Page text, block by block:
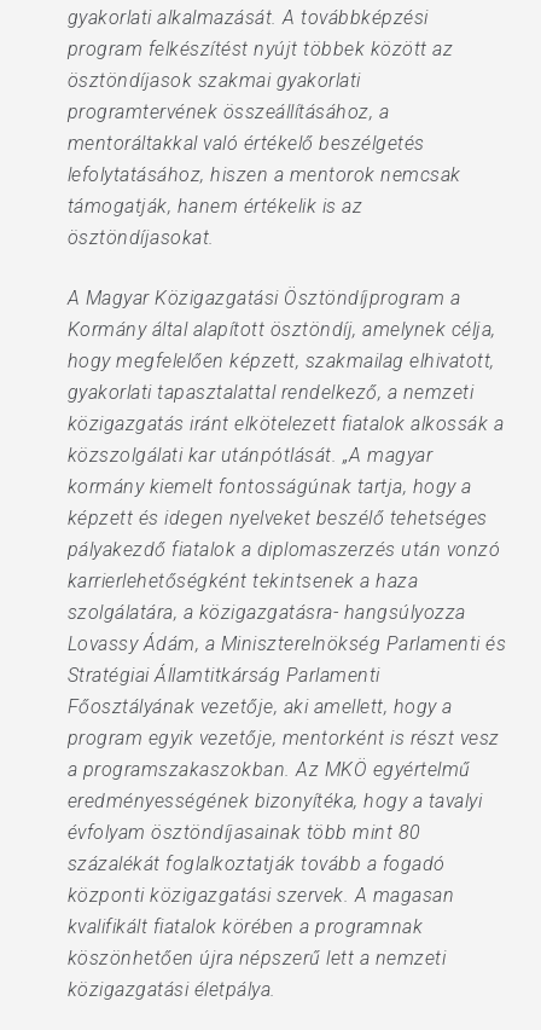
gyakorlati alkalmazását. A továbbképzési
program felkészítést nyújt többek között az
ösztöndíjasok szakmai gyakorlati
programtervének összeállításához, a
mentoráltakkal való értékelő beszélgetés
lefolytatásához, hiszen a mentorok nemcsak
támogatják, hanem értékelik is az
ösztöndíjasokat.
A Magyar Közigazgatási Ösztöndíjprogram a
Kormány által alapított ösztöndíj, amelynek célja,
hogy megfelelően képzett, szakmailag elhivatott,
gyakorlati tapasztalattal rendelkező, a nemzeti
közigazgatás iránt elkötelezett fiatalok alkossák a
közszolgálati kar utánpótlását. „A magyar
kormány kiemelt fontosságúnak tartja, hogy a
képzett és idegen nyelveket beszélő tehetséges
pályakezdő fiatalok a diplomaszerzés után vonzó
karrierlehetőségként tekintsenek a haza
szolgálatára, a közigazgatásra- hangsúlyozza
Lovassy Ádám, a Miniszterelnökség Parlamenti és
Stratégiai Államtitkárság Parlamenti
Főosztályának vezetője, aki amellett, hogy a
program egyik vezetője, mentorként is részt vesz
a programszakaszokban. Az MKÖ egyértelmű
eredményességének bizonyítéka, hogy a tavalyi
évfolyam ösztöndíjasainak több mint 80
százalékát foglalkoztatják tovább a fogadó
központi közigazgatási szervek. A magasan
kvalifikált fiatalok körében a programnak
köszönhetően újra népszerű lett a nemzeti
közigazgatási életpálya.